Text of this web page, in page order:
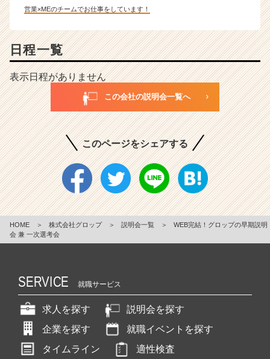
営業×MEのチームでお仕事をしています！
日程一覧
表示日程がありません
この会社の説明会一覧へ
このページをシェアする
HOME ＞ 株式会社グロップ ＞ 説明会一覧 ＞
WEB完結！グロップの早期説明
会 兼 一次選考会
SERVICE 就職サービス
求人を探す
説明会を探す
企業を探す
就職イベントを探す
タイムライン
適性検査